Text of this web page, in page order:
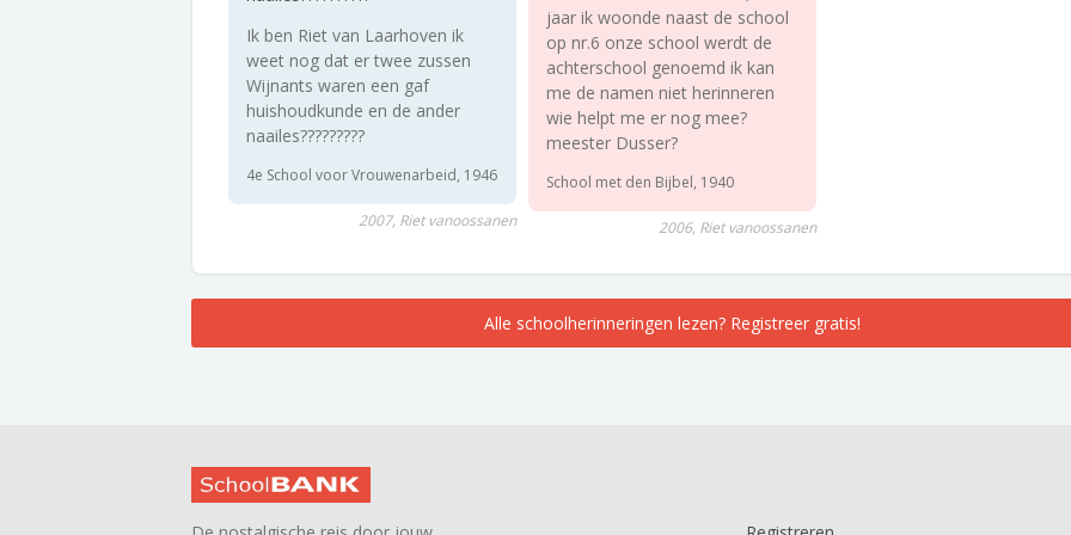
Ik ben Riet van Laarhoven ik
weet nog dat er twee zussen
Wijnants waren een gaf
huishoudkunde en de ander
naailes?????????
4e School voor Vrouwenarbeid, 1946
2007, Riet vanoossanen
jaar ik woonde naast de school
op nr.6 onze school werdt de
achterschool genoemd ik kan
me de namen niet herinneren
wie helpt me er nog mee?
meester Dusser?
School met den Bijbel, 1940
2006, Riet vanoossanen
Alle schoolherinneringen lezen? Registreer gratis!